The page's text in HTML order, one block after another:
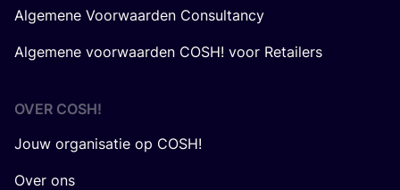
Algemene Voorwaarden Consultancy
Algemene voorwaarden COSH! voor Retailers
OVER COSH!
Jouw organisatie op COSH!
Over ons